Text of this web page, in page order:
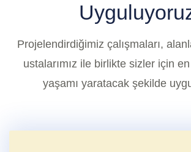
Projelendirdiğimiz çalışmaları,
ustalarımız ile birlikte sizler için
yaşamı yaratacak şekilde